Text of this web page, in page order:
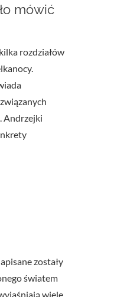
mówić
rozdziałów
Andrzejki
zostały
światem
wiele